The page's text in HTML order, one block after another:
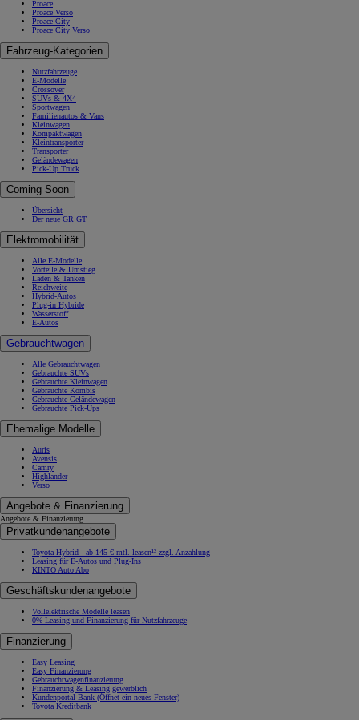
Proace
Proace Verso
Proace City
Proace City Verso
Fahrzeug-Kategorien
Nutzfahrzeuge
E-Modelle
Crossover
SUVs & 4X4
Sportwagen
Familienautos & Vans
Kleinwagen
Kompaktwagen
Kleintransporter
Transporter
Geländewagen
Pick-Up Truck
Coming Soon
Übersicht
Der neue GR GT
Elektromobilität
Alle E-Modelle
Vorteile & Umstieg
Laden & Tanken
Reichweite
Hybrid-Autos
Plug-in Hybride
Wasserstoff
E-Autos
Gebrauchtwagen
Alle Gebrauchtwagen
Gebrauchte SUVs
Gebrauchte Kleinwagen
Gebrauchte Kombis
Gebrauchte Geländewagen
Gebrauchte Pick-Ups
Ehemalige Modelle
Auris
Avensis
Camry
Highlander
Verso
Angebote & Finanzierung
Angebote & Finanzierung
Privatkundenangebote
Toyota Hybrid - ab 145 € mtl. leasen¹² zzgl. Anzahlung
Leasing für E-Autos und Plug-Ins
KINTO Auto Abo
Geschäftskundenangebote
Vollelektrische Modelle leasen
0% Leasing und Finanzierung für Nutzfahrzeuge
Finanzierung
Easy Leasing
Easy Finanzierung
Gebrauchtwagenfinanzierung
Finanzierung & Leasing gewerblich
Kundenportal Bank (Öffnet ein neues Fenster)
Toyota Kreditbank